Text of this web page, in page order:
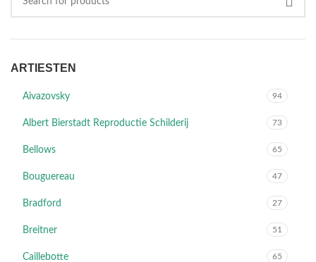
ARTIESTEN
Aivazovsky 94
Albert Bierstadt Reproductie Schilderij 73
Bellows 65
Bouguereau 47
Bradford 27
Breitner 51
Caillebotte 65